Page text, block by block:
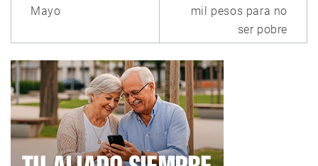
Mayo
mil pesos para no
ser pobre